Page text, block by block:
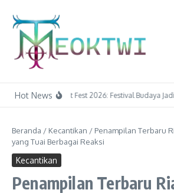
Hot NewsTapin Art Fest 2026: Festival Budaya Jadi
Beranda / Kecantikan / Penampilan Terbaru
yang Tuai Berbagai Reaksi
Kecantikan
Penampilan Terbaru